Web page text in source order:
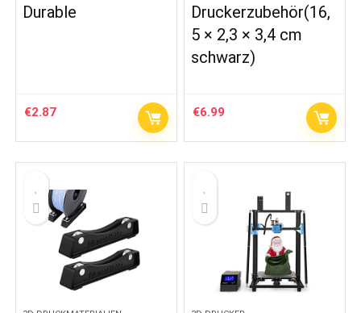
Durable
€2.87
Druckerzubehör(16,
5 × 2,3 × 3,4 cm
schwarz)
€6.99